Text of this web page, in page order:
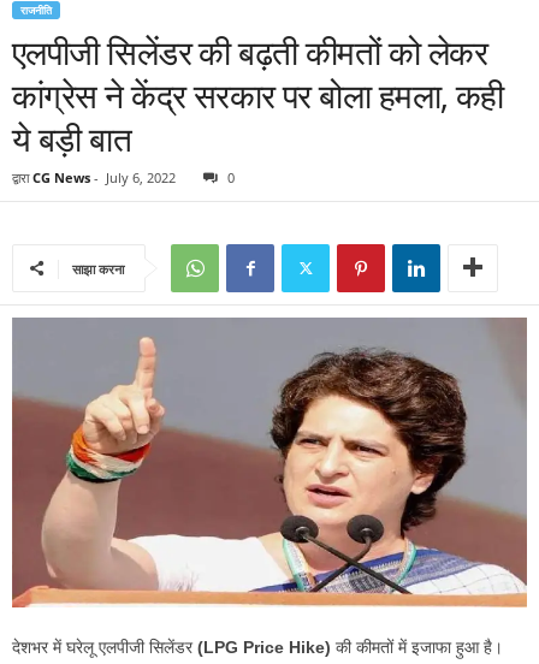
राजनीति
एलपीजी सिलेंडर की बढ़ती कीमतों को लेकर
कांग्रेस ने केंद्र सरकार पर बोला हमला, कही
ये बड़ी बात
द्वारा CG News - July 6, 2022 0
साझा करना
देशभर में घरेलू एलपीजी सिलेंडर(LPG Price Hike) की कीमतों में इजाफा हुआ है।